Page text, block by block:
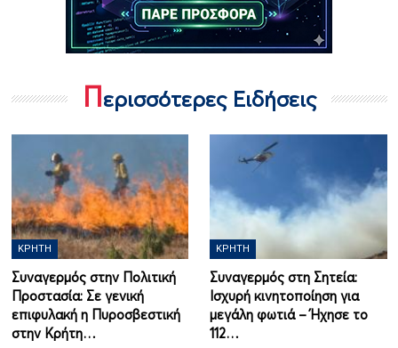
Περισσότερες Ειδήσεις
ΚΡΉΤΗ
Συναγερμός στην Πολιτική
Προστασία: Σε γενική
επιφυλακή η Πυροσβεστική
στην Κρήτη…
ΚΡΉΤΗ
Συναγερμός στη Σητεία:
Ισχυρή κινητοποίηση για
μεγάλη φωτιά – Ήχησε το
112…